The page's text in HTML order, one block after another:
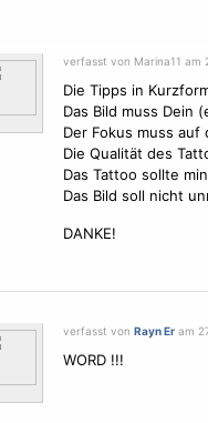
verfasst von Marina11 am
Die Tipps in
Das Bild muss Dein
Der Fokus muss
Die Qualität des
Das Tattoo sollte
Das Bild soll nicht
DANKE!
verfasst von Rayn Eram
WORD !!!